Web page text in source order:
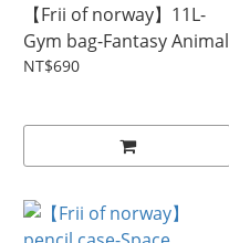
【Frii of norway】11L-
Gym bag-Fantasy Animal
NT$690